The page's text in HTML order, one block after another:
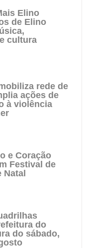
Elino
de Elino
cultura
rede de
ações de
à violência
e Coração
Festival de
do
do sábado,